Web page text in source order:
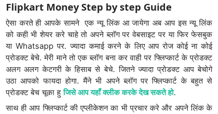
Flipkart Money Step by step Guide
ऐसा करते ही आपके सामने एक न्यू लिंक आ जायेगा अब आप इस न्यू लिंक
को कही भी शेयर करे चाहे तो अपने ब्लॉग पर वेबसाइट पर या फिर फेसबुक
या Whatsapp पर. ज्यादा कमाई करने के लिए आप रोज कोई ना कोई
प्रोडक्ट बेचे. मेरी माने तो एक ब्लॉग बना कर वाही पर फ्लिप्कार्ट के प्रोडक्ट
अलग अलग केटगरी के हिसाब से बेचे. जितने ज्यादा प्रोडक्ट आप बेचोगे
उठा आपको फायदा होगा. मैंने भी अपने ब्लॉग पर फ्लिप्कार्ट के बहुत से
प्रोडक्ट बेच चूका हुजिसे आप यहाँ क्लीक करके देख सकते हो.
साथ ही आप फ्लिप्कार्ट की एप्लीकेशन का भी प्रचार करे और अपने लिंक के